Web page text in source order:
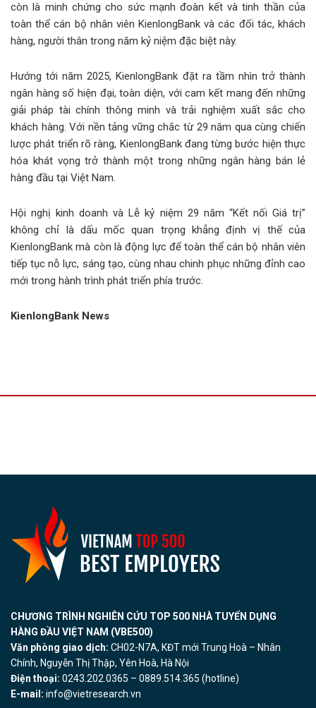
còn là minh chứng cho sức mạnh đoàn kết và tinh thần của
toàn thể cán bộ nhân viên KienlongBank và các đối tác, khách
hàng, người thân trong năm kỷ niệm đặc biệt này.
Hướng tới năm 2025, KienlongBank đặt ra tầm nhìn trở thành
ngân hàng số hiện đại, toàn diện, với cam kết mang đến những
giải pháp tài chính thông minh và trải nghiệm xuất sắc cho
khách hàng. Với nền tảng vững chắc từ 29 năm qua cùng chiến
lược phát triển rõ ràng, KienlongBank đang từng bước hiện thực
hóa khát vọng trở thành một trong những ngân hàng bán lẻ
hàng đầu tại Việt Nam.
Hội nghị kinh doanh và Lễ kỷ niệm 29 năm “Kết nối Giá trị”
không chỉ là dấu mốc quan trọng khẳng định vị thế của
KienlongBank mà còn là động lực để toàn thể cán bộ nhân viên
tiếp tục nỗ lực, sáng tạo, cùng nhau chinh phục những đỉnh cao
mới trong hành trình phát triển phía trước.
KienlongBank News
CHƯƠNG TRÌNH NGHIÊN CỨU TOP 500 NHÀ TUYỂN DỤNG
HÀNG ĐẦU VIỆT NAM (VBE500)